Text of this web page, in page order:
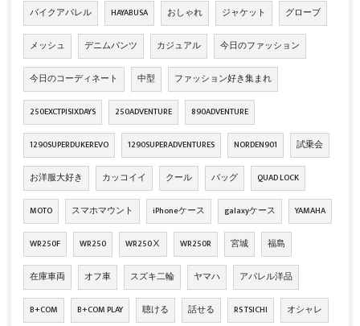
バイクアパレル HAYABUSA おしゃれ ジャケット グローブ
メッシュ デニムパンツ カジュアル 今日のファッション
今日のコーディネート 中型 ファッション好き集まれ
250EXCTPISIXDAYS 250ADVENTURE 890ADVENTURE
1290SUPERDUKEREVO 1290SUPERADVENTURES NORDEN901 試乗会
お洋服大好き カッコイイ クール バッグ QUAD LOCK
MOTO スマホマウント iPhoneケース galaxyケース YAMAHA
WR250F WR250 WR250Ⅹ WR250R 宮城 福島
在庫車両 オフ車 スズキ二輪 ヤマハ アパレル洋品
B+COM B+COM PLAY 聴ける 話せる RS TSICHI オシャレ